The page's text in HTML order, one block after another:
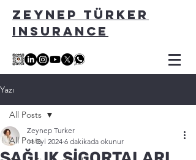
ZEYNEP TÜRKER
INSURANCE
Yazı
All Posts
All Posts
Zeynep Turker
11 Eyl 2024 6 dakikada okunur